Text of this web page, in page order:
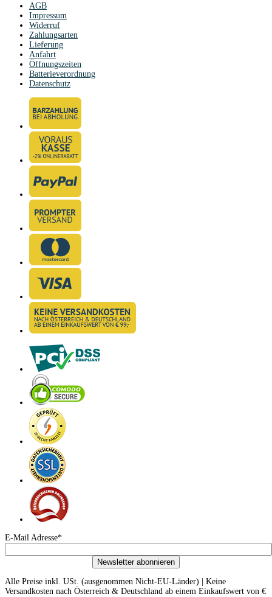
AGB
Impressum
Widerruf
Zahlungsarten
Lieferung
Anfahrt
Öffnungszeiten
Batterieverordnung
Datenschutz
E-Mail Adresse*
Newsletter abonnieren
Alle Preise inkl. USt. (ausgenommen Nicht-EU-Länder) | Keine
Versandkosten nach Österreich & Deutschland ab einem Einkaufswert von €